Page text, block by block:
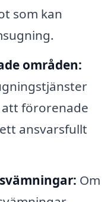
som kan
områden:
att förorenade
ansvarsfullt
Om